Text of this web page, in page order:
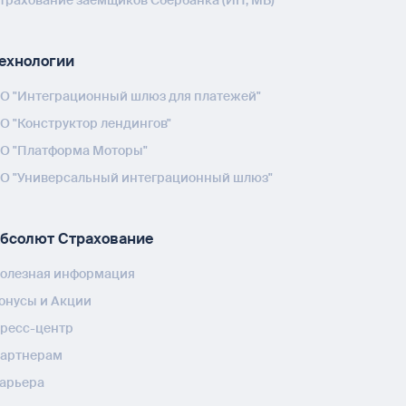
"Интеграционный шлюз для платежей"
"Конструктор лендингов"
"Платформа Моторы"
"Универсальный интеграционный шлюз"
Страхование
информация
и Акции
центр